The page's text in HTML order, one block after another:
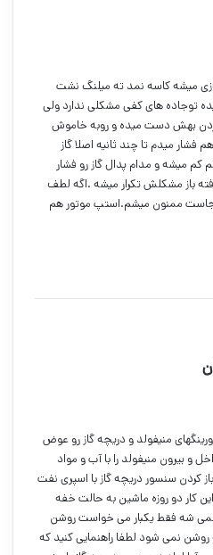
۹۶ دارم چند روزی میشه کاسه نمد ته میلنگ نشت
توجاده های کفی مشکلی ندارد ولی
بهش دست میده و روبه خاموش
میدم تا چند ثانیه اصلا گاز
کم میشه و مدام پدال گاز رو فشار
باز مشکلش تکرار میشه .اگه لطف
کجاست ممنون میشم.استپ موتور هم
که خودم اورینگهای منیفولد و دریچه گاز رو عوض
و بیرون منیفولد را با آب و مواد
کردن سنسور دریچه گاز با اسپری نفت
کار دو روزه ماشین به حالت خفه
شه فقط یکبار می خواست روشن
نمی شود لطفا راهنمایی کنید که